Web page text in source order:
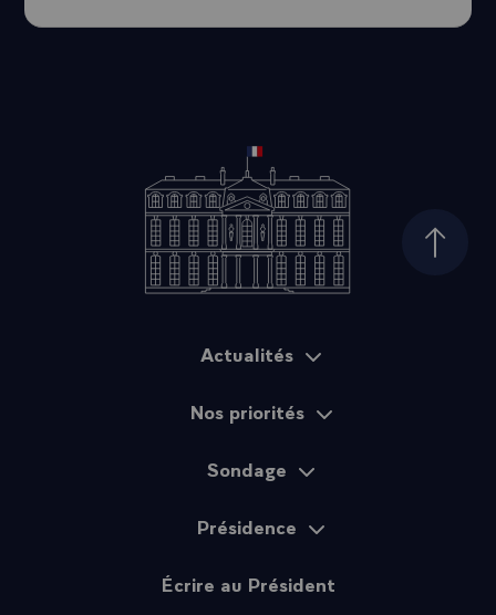
Haut
Actualités
Nos priorités
Sondage
Présidence
Écrire au Président